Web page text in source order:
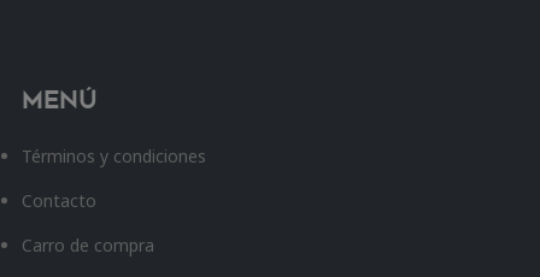
Menú
Términos y condiciones
Contacto
Carro de compra